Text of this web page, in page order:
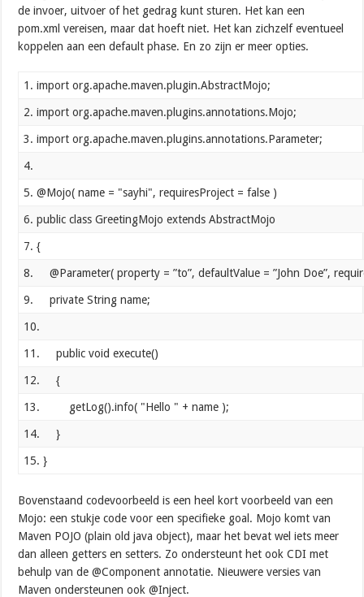
de invoer, uitvoer of het gedrag kunt sturen. Het kan een
pom.xml vereisen, maar dat hoeft niet. Het kan zichzelf eventueel
koppelen aan een default phase. En zo zijn er meer opties.
1. import org.apache.maven.plugin.AbstractMojo;
2. import org.apache.maven.plugins.annotations.Mojo;
3. import org.apache.maven.plugins.annotations.Parameter;
4.
5. @Mojo( name = "sayhi", requiresProject = false )
6. public class GreetingMojo extends AbstractMojo
7. {
8. @Parameter( property = ”to”, defaultValue = ”John Doe”,
9. private String name;
10.
11. public void execute()
12. {
13. getLog().info( "Hello " + name );
14. }
15. }
Bovenstaand codevoorbeeld is een heel kort voorbeeld van een
Mojo: een stukje code voor een specifieke goal. Mojo komt van
Maven POJO (plain old java object), maar het bevat wel iets meer
dan alleen getters en setters. Zo ondersteunt het ook CDI met
behulp van de @Component annotatie. Nieuwere versies van
Maven ondersteunen ook @Inject.